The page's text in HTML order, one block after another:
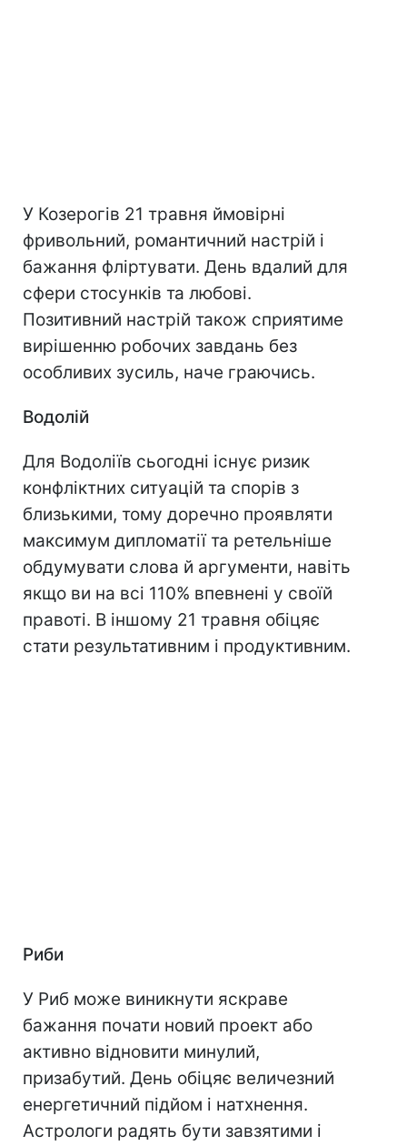
У Козерогів 21 травня ймовірні
фривольний, романтичний настрій і
бажання фліртувати. День вдалий для
сфери стосунків та любові.
Позитивний настрій також сприятиме
вирішенню робочих завдань без
особливих зусиль, наче граючись.
Водолій
Для Водоліїв сьогодні існує ризик
конфліктних ситуацій та спорів з
близькими, тому доречно проявляти
максимум дипломатії та ретельніше
обдумувати слова й аргументи, навіть
якщо ви на всі 110% впевнені у своїй
правоті. В іншому 21 травня обіцяє
стати результативним і продуктивним.
Риби
У Риб може виникнути яскраве
бажання почати новий проект або
активно відновити минулий,
призабутий. День обіцяє величезний
енергетичний підйом і натхнення.
Астрологи радять бути завзятими і